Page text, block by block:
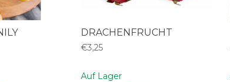
DRACHENFRUCHT
€3,25
Auf Lager